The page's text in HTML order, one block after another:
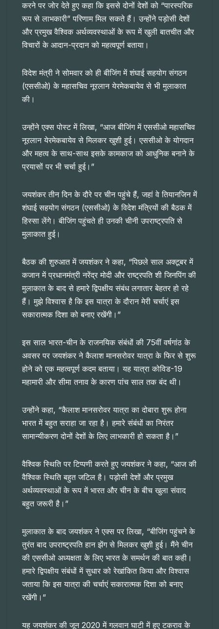
करने पर जोर देते हुए कहा कि इससे दोनों देशों को “पारस्परिक
रूप से लाभकारी” परिणाम मिल सकते हैं। उन्होंने पड़ोसी देशों
और प्रमुख वैश्विक अर्थव्यवस्थाओं के रूप में खुली बातचीत और
विचारों के आदान-प्रदान को महत्वपूर्ण बताया।
विदेश मंत्री ने सोमवार को ही बीजिंग में शंघाई सहयोग संगठन
(एससीओ) के महासचिव नूरलान येरमेकबायेव से भी मुलाकात
की।
उन्होंने एक्स पोस्ट में लिखा, “आज बीजिंग में एससीओ महासचिव
नूरलान येरमेकबायेव से मिलकर खुशी हुई। एससीओ के योगदान
और महत्व के साथ-साथ इसके कामकाज को आधुनिक बनाने के
प्रयासों पर भी चर्चा हुई।”
जयशंकर तीन दिन के दौरे पर चीन पहुंचे हैं, जहां वे तियानजिन में
शंघाई सहयोग संगठन (एससीओ) के विदेश मंत्रियों की बैठक में
हिस्सा लेंगे। बीजिंग पहुंचते ही उनकी चीनी उपराष्ट्रपति से
मुलाकात हुई।
बैठक की शुरुआत में जयशंकर ने कहा, “पिछले साल अक्टूबर में
कजान में प्रधानमंत्री नरेंद्र मोदी और राष्ट्रपति शी जिनपिंग की
मुलाकात के बाद से हमारे द्विपक्षीय संबंध लगातार बेहतर हो रहे
हैं। मुझे विश्वास है कि इस यात्रा के दौरान मेरी चर्चाएं इस
सकारात्मक दिशा को बनाए रखेंगी।”
इस साल भारत-चीन के राजनयिक संबंधों की 75वीं वर्षगांठ के
अवसर पर जयशंकर ने कैलाश मानसरोवर यात्रा के फिर से शुरू
होने को एक महत्वपूर्ण कदम बताया। यह यात्रा कोविड-19
महामारी और सीमा तनाव के कारण पांच साल तक बंद थी।
उन्होंने कहा, “कैलाश मानसरोवर यात्रा का दोबारा शुरू होना
भारत में बहुत सराहा जा रहा है। हमारे संबंधों का निरंतर
सामान्यीकरण दोनों देशों के लिए लाभकारी हो सकता है।”
वैश्विक स्थिति पर टिप्पणी करते हुए जयशंकर ने कहा, “आज की
वैश्विक स्थिति बहुत जटिल है। पड़ोसी देशों और प्रमुख
अर्थव्यवस्थाओं के रूप में भारत और चीन के बीच खुला संवाद
बहुत जरूरी है।”
मुलाकात के बाद जयशंकर ने एक्स पर लिखा, “बीजिंग पहुंचने के
तुरंत बाद उपराष्ट्रपति हान झेंग से मिलकर खुशी हुई। मैंने चीन
की एससीओ अध्यक्षता के लिए भारत के समर्थन की बात कही।
हमारे द्विपक्षीय संबंधों में सुधार को रेखांकित किया और विश्वास
जताया कि इस यात्रा की चर्चाएं सकारात्मक दिशा को बनाए
रखेंगी।”
यह जयशंकर की जून 2020 में गलवान घाटी में हुए टकराव के